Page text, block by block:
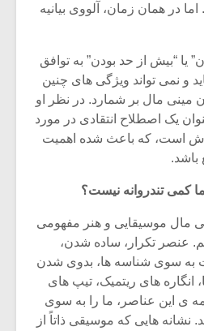
در همان زمان، آلووی بیانیه
یا “بیش از حد بودن” به توافق
و نمی تواند ویژگی های چنین
مینی مال بر شمارد. در نظر او
یک اصطلاح انتقادی در مورد
است، که باعث شده اهمیت
باشد.
کمی تندروانه نیست؟
مال موسیقایی و هنر مفهومی
عنصر تکرار، ساده شدن،
به سوی شناسه ها، بدوی شدن
انگاره های ریتمیک، تیپ های
ی این عناصر، ما را به سوی
نشانه هایی که موسیقی ذاتاً از
بر موسیقی
«متری
باش
دوره
موسیقی
موسیقی